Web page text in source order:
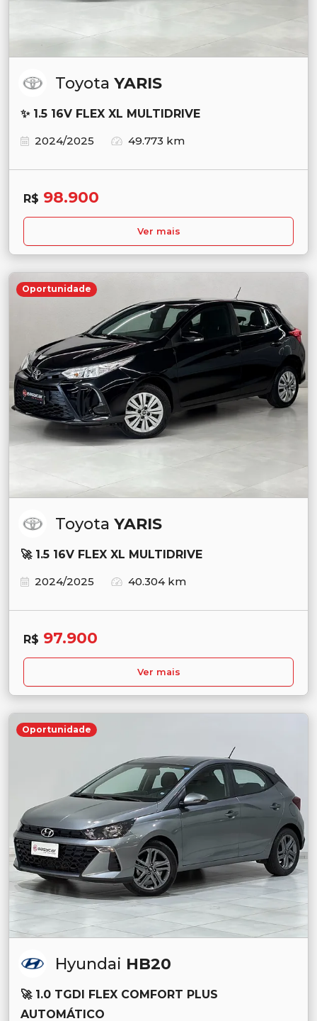
Toyota YARIS
✨ 1.5 16V FLEX XL MULTIDRIVE
2024/2025
49.773 km
R$ 98.900
Ver mais
Oportunidade
Toyota YARIS
🚀 1.5 16V FLEX XL MULTIDRIVE
2024/2025
40.304 km
R$ 97.900
Ver mais
Oportunidade
Hyundai HB20
🚀 1.0 TGDI FLEX COMFORT PLUS
AUTOMÁTICO